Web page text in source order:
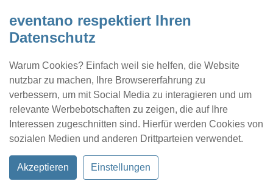
eventano respektiert Ihren
Datenschutz
Warum Cookies? Einfach weil sie helfen, die Website
nutzbar zu machen, Ihre Browsererfahrung zu
verbessern, um mit Social Media zu interagieren und um
relevante Werbebotschaften zu zeigen, die auf Ihre
Interessen zugeschnitten sind. Hierfür werden Cookies von
sozialen Medien und anderen Drittparteien verwendet.
Akzeptieren Einstellungen
Kontakt Location eintragen Profil